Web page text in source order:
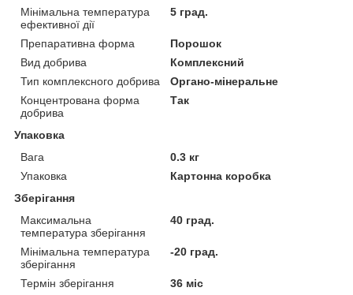
Мінімальна температура
ефективної дії
5 град.
Препаративна форма
Порошок
Вид добрива
Комплексний
Тип комплексного добрива
Органо-мінеральне
Концентрована форма
добрива
Так
Упаковка
Вага
0.3 кг
Упаковка
Картонна коробка
Зберігання
Максимальна
температура зберігання
40 град.
Мінімальна температура
зберігання
-20 град.
Термін зберігання
36 міс